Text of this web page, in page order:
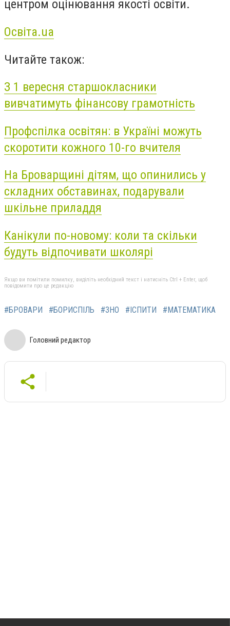
центром оцінювання якості освіти.
Освіта.ua
Читайте також:
З 1 вересня старшокласники
вивчатимуть фінансову грамотність
Профспілка освітян: в Україні можуть
скоротити кожного 10-го вчителя
На Броварщині дітям, що опинились у
складних обставинах, подарували
шкільне приладдя
Канікули по-новому: коли та скільки
будуть відпочивати школярі
Якщо ви помітили помилку, виділіть необхідний текст і натисніть Ctrl + Enter, щоб
повідомити про це редакцію
#БРОВАРИ #БОРИСПІЛЬ #ЗНО #ІСПИТИ #МАТЕМАТИКА
Головний редактор